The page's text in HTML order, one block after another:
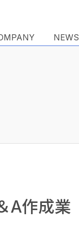
NEWS
A作成業
NEWS